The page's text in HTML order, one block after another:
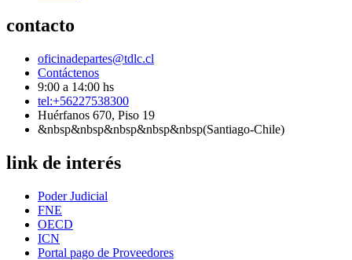
contacto
oficinadepartes@tdlc.cl
Contáctenos
9:00 a 14:00 hs
tel:+56227538300
Huérfanos 670, Piso 19
&nbsp&nbsp&nbsp&nbsp&nbsp(Santiago-Chile)
link de interés
Poder Judicial
FNE
OECD
ICN
Portal pago de Proveedores